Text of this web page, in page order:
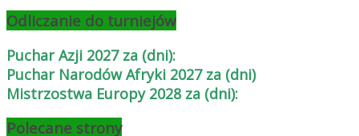
Odliczanie do turniejów
Puchar Azji 2027 za (dni):
Puchar Narodów Afryki 2027 za (dni)
Mistrzostwa Europy 2028 za (dni):
Polecane strony